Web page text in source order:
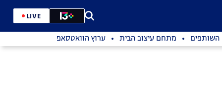
LIVE
השותפים מתחם עיצוב הבית ערוץ הוואטסאפ